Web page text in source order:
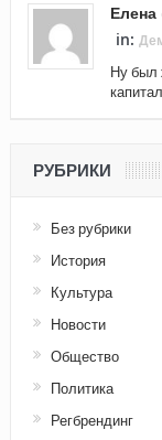
Елена
in:
Ну был
РУБРИКИ
Без рубрики
История
Культура
Новости
Общество
Политика
Регбрендинг